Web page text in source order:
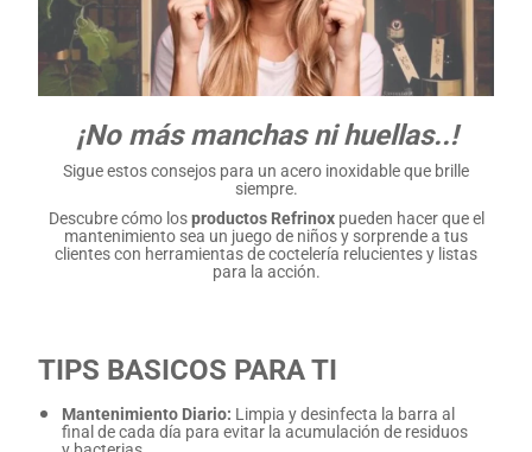
¡No más manchas ni huellas..!
Sigue estos consejos para un acero inoxidable que brille
siempre.
Descubre cómo losproductos Refrinoxpueden hacer que el
mantenimiento sea un juego de niños y sorprende a tus
clientes con herramientas de coctelería relucientes y listas
para la acción.
TIPS BASICOS PARA TI
Mantenimiento Diario: Limpia y desinfecta la barra al
final de cada día para evitar la acumulación de residuos